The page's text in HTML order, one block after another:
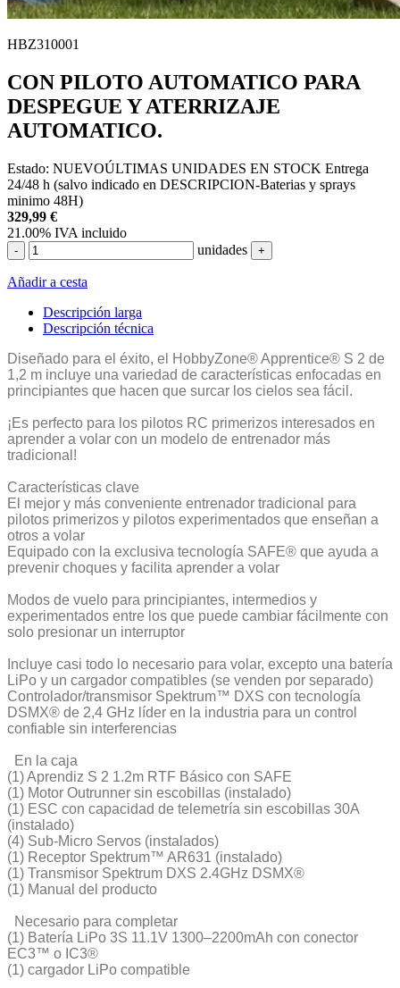
HBZ310001
CON PILOTO AUTOMATICO PARA
DESPEGUE Y ATERRIZAJE
AUTOMATICO.
Estado: NUEVOÚLTIMAS UNIDADES EN STOCK Entrega
24/48 h (salvo indicado en DESCRIPCION-Baterias y sprays
minimo 48H)
329,99 €
21.00% IVA incluido
- unidades +
Añadir a cesta
Descripción larga
Descripción técnica
Diseñado para el éxito, el HobbyZone® Apprentice® S 2 de
1,2 m incluye una variedad de características enfocadas en
principiantes que hacen que surcar los cielos sea fácil.
¡Es perfecto para los pilotos RC primerizos interesados en
aprender a volar con un modelo de entrenador más
tradicional!
Características clave
El mejor y más conveniente entrenador tradicional para
pilotos primerizos y pilotos experimentados que enseñan a
otros a volar
Equipado con la exclusiva tecnología SAFE® que ayuda a
prevenir choques y facilita aprender a volar
Modos de vuelo para principiantes, intermedios y
experimentados entre los que puede cambiar fácilmente con
solo presionar un interruptor
Incluye casi todo lo necesario para volar, excepto una batería
LiPo y un cargador compatibles (se venden por separado)
Controlador/transmisor Spektrum™ DXS con tecnología
DSMX® de 2,4 GHz líder en la industria para un control
confiable sin interferencias
En la caja
(1) Aprendiz S 2 1.2m RTF Básico con SAFE
(1) Motor Outrunner sin escobillas (instalado)
(1) ESC con capacidad de telemetría sin escobillas 30A
(instalado)
(4) Sub-Micro Servos (instalados)
(1) Receptor Spektrum™ AR631 (instalado)
(1) Transmisor Spektrum DXS 2.4GHz DSMX®
(1) Manual del producto
Necesario para completar
(1) Batería LiPo 3S 11.1V 1300–2200mAh con conector
EC3™ o IC3®
(1) cargador LiPo compatible